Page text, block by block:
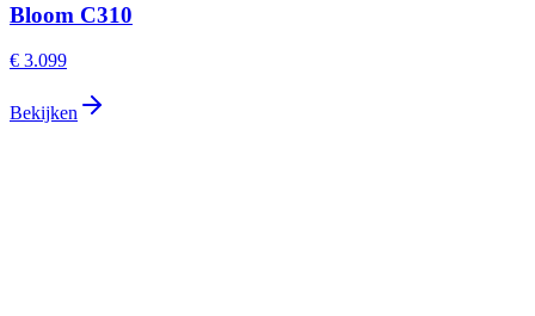
Bloom C310
€ 3.099
Bekijken